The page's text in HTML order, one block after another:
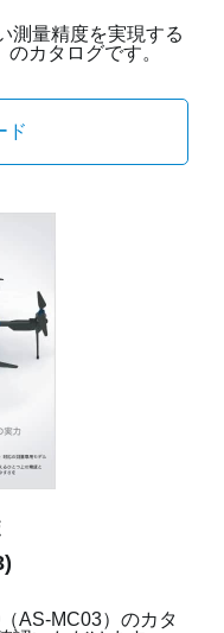
測量精度を実現する
カタログです。
ド
AS-MC03）のカタ